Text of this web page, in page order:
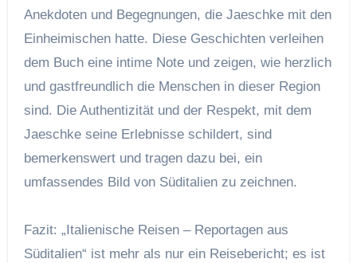
Anekdoten und Begegnungen, die Jaeschke mit den
Einheimischen hatte. Diese Geschichten verleihen
dem Buch eine intime Note und zeigen, wie herzlich
und gastfreundlich die Menschen in dieser Region
sind. Die Authentizität und der Respekt, mit dem
Jaeschke seine Erlebnisse schildert, sind
bemerkenswert und tragen dazu bei, ein
umfassendes Bild von Süditalien zu zeichnen.
Fazit: „Italienische Reisen – Reportagen aus
Süditalien“ ist mehr als nur ein Reisebericht; es ist